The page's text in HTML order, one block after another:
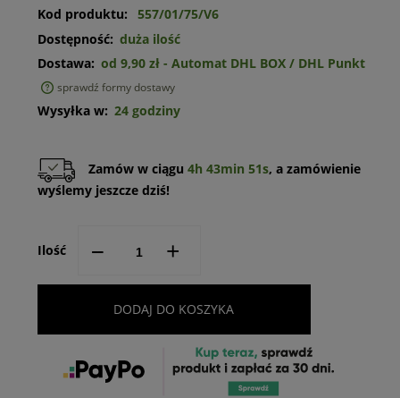
Kod produktu:
557/01/75/V6
Dostępność: duża ilość
Dostawa: od 9,90 zł - Automat DHL BOX / DHL Punkt
sprawdź formy dostawy
Wysyłka w: 24 godziny
Zamów w ciągu 4h 43min 50s, a zamówienie
wyślemy jeszcze dziś!
Ilość -- +
DODAJ DO KOSZYKA